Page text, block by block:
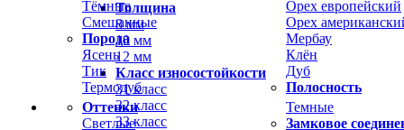
Тёмные
Смешанные
Порода
Ясень
Тик
Термодуб
Орех европейский
Орех
Мербау
Клён
Дуб
Полосность
Оттенки
Светлые
Темные
Замковое
Толщина
8 мм
10 мм
12 мм
Класс износостойкости
31 класс
32 класс
33 класс